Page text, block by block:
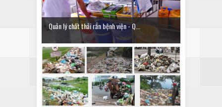
Quản lý chất thải rắn bệnh viện - Q...